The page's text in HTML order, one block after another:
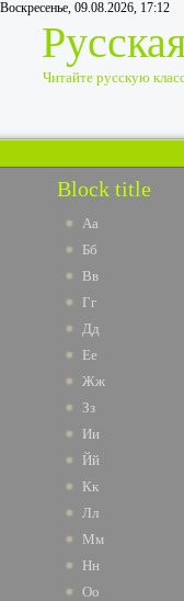
Воскресенье, 09.08.2026, 17:12
Читайте русскую
Block title
Аа
Бб
Вв
Гг
Дд
Ее
Жж
Зз
Ии
Йй
Кк
Лл
Мм
Нн
Оо